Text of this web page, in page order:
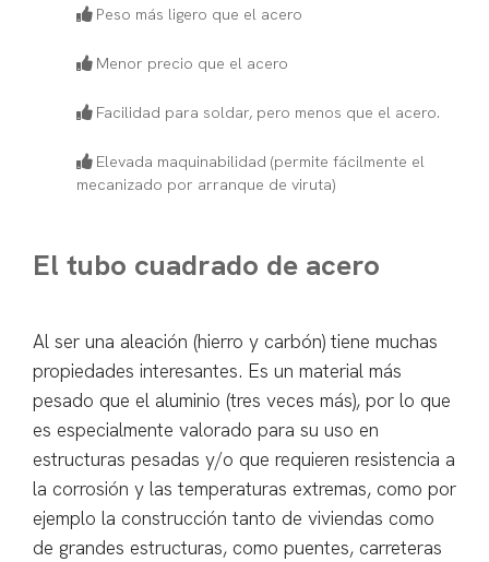
Peso más ligero que el acero
Menor precio que el acero
Facilidad para soldar, pero menos que el acero.
Elevada maquinabilidad (permite fácilmente el
mecanizado por arranque de viruta)
El tubo cuadrado de acero
Al ser una aleación (hierro y carbón) tiene muchas
propiedades interesantes. Es un material más
pesado que el aluminio (tres veces más), por lo que
es especialmente valorado para su uso en
estructuras pesadas y/o que requieren resistencia a
la corrosión y las temperaturas extremas, como por
ejemplo la construcción tanto de viviendas como
de grandes estructuras, como puentes, carreteras